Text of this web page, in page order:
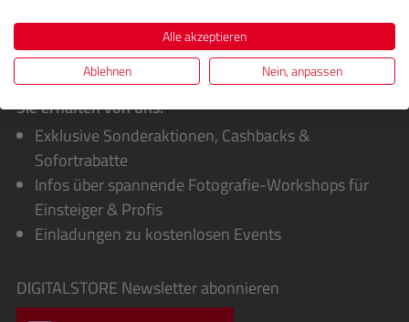
Sie erhalten von uns:
Exklusive Sonderaktionen, Cashbacks &
Sofortrabatte
Infos über spannende Fotografie-Workshops für
Einsteiger & Profis
Einladungen zu kostenlosen Events
DIGITALSTORE Newsletter abonnieren
Alle akzeptieren
Ablehnen
Nein, anpassen